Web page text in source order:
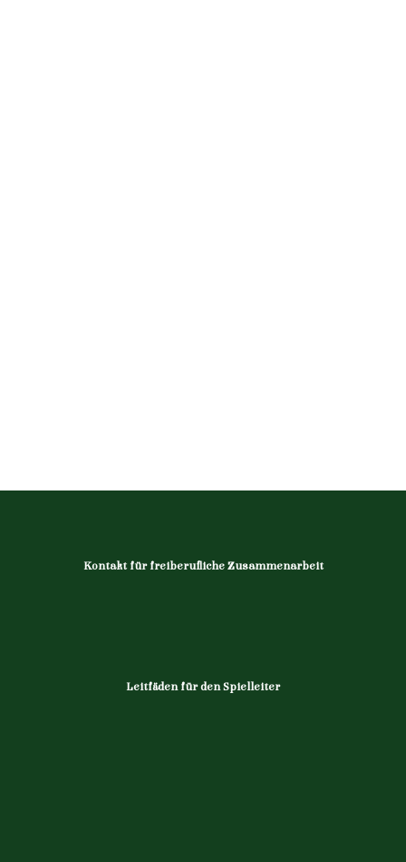
Kontakt für freiberufliche Zusammenarbeit
Leitfäden für den Spielleiter